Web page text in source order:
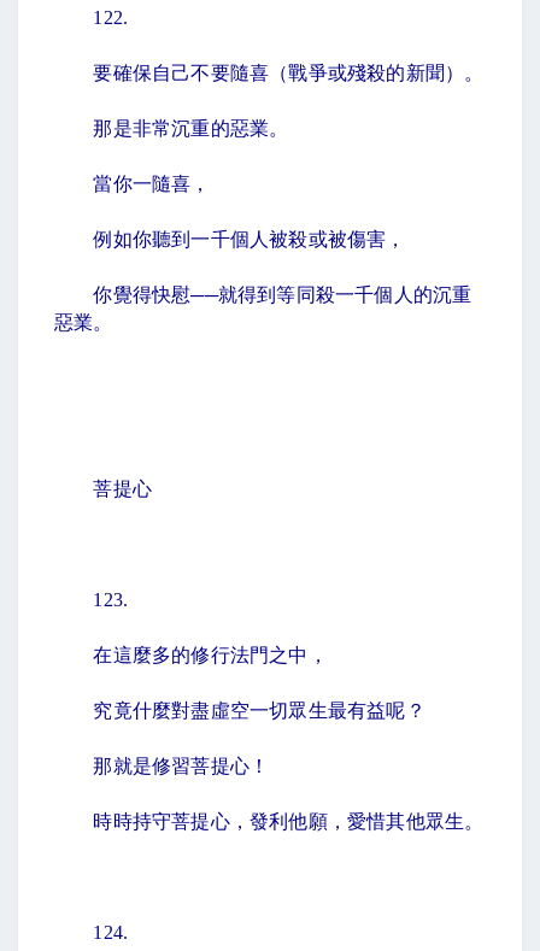
122.
要確保自己不要隨喜（戰爭或殘殺的新聞）。
那是非常沉重的惡業。
當你一隨喜，
例如你聽到一千個人被殺或被傷害，
你覺得快慰──就得到等同殺一千個人的沉重
惡業。
菩提心
123.
在這麼多的修行法門之中，
究竟什麼對盡虛空一切眾生最有益呢？
那就是修習菩提心！
時時持守菩提心，發利他願，愛惜其他眾生。
124.